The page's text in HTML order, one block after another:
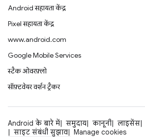
Android सहायता केंद्र
Pixel सहायता केंद्र
www.android.com
Google Mobile Services
स्टैक ओवरफ़्लो
सॉफ़्टवेयर वर्शन ट्रैकर
Android के बारे में समुदाय कानूनी लाइसेंस
साइट संबंधी सुझाव
Manage cookies